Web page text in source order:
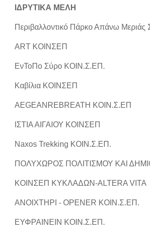
ΙΔΡΥΤΙΚΑ ΜΕΛΗ
Περιβαλλοντικό Πάρκο Απάνω Μεριάς
ART ΚΟΙΝΣΕΠ
ΕνΤοΠο Σύρο ΚΟΙΝ.Σ.ΕΠ.
Καβίλια ΚΟΙΝΣΕΠ
AEGEANREBREATH ΚΟΙΝ.Σ.ΕΠ
ΙΣΤΙΑ ΑΙΓΑΙΟΥ ΚΟΙΝΣΕΠ
Naxos Trekking ΚΟΙΝ.Σ.ΕΠ.
ΠΟΛΥΧΩΡΟΣ ΠΟΛΙΤΙΣΜΟΥ ΚΑΙ
ΚΟΙΝΣΕΠ ΚΥΚΛΑΔΩΝ-ALTERA VITA
ΑΝΟΙΧΤΗΡΙ - OPENER ΚΟΙΝ.Σ.ΕΠ.
ΕΥΦΡΑΙΝΕΙΝ ΚΟΙΝ.Σ.ΕΠ.